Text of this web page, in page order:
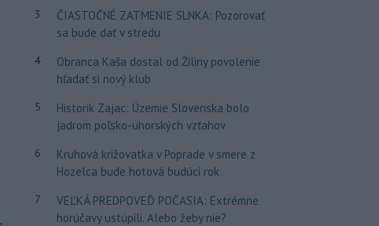
3
ČIASTOČNÉ ZATMENIE SLNKA: Pozorovať
sa bude dať v stredu
4
Obranca Kaša dostal od Žiliny povolenie
hľadať si nový klub
5
Historik Zajac: Územie Slovenska bolo
jadrom poľsko-uhorských vzťahov
6
Kruhová križovatka v Poprade v smere z
Hozelca bude hotová budúci rok
7
VEĽKÁ PREDPOVEĎ POČASIA: Extrémne
horúčavy ustúpili. Alebo žeby nie?